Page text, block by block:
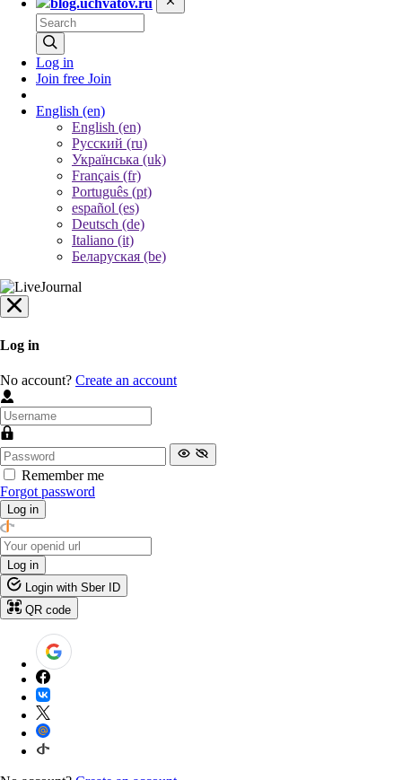
blog.uchvatov.ru
Log in
Join free Join
English (en)
English (en)
Русский (ru)
Українська (uk)
Français (fr)
Português (pt)
español (es)
Deutsch (de)
Italiano (it)
Беларуская (be)
Log in
No account? Create an account
Remember me
Forgot password
Log in
Log in
Login with Sber ID
QR code